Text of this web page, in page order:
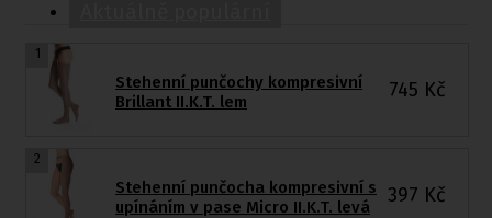
1
Stehenní punčochy kompresivní
Brillant II.K.T. lem
745 Kč
2
Stehenní punčocha kompresivní s
upínáním v pase Micro II.K.T. levá
397 Kč